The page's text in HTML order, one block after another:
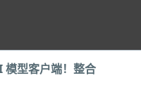
型客户端！整合